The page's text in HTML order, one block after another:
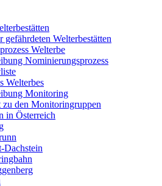
gefährdeten Welterbestätten
Welterbe
Nominierungsprozess
Welterbes
Monitoring
den Monitoringruppen
in Österreich
Dachstein